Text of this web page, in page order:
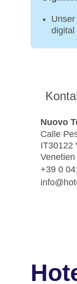
digital
Nuovo
Calle
IT30122
+39 0